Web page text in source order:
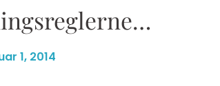
1, 2014